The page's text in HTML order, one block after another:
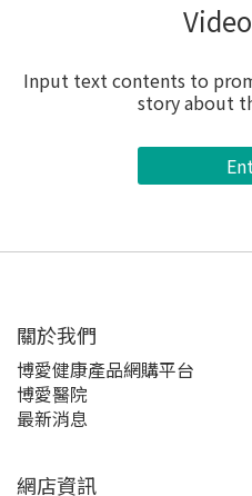
Input text contents to
story about
關於我們‎
博愛健康產品網購平台
博愛醫院
最新消息
網店資訊